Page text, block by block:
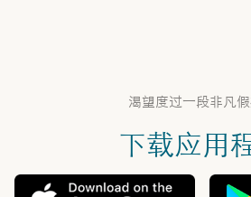
渴望度过一段非凡假
下载应用